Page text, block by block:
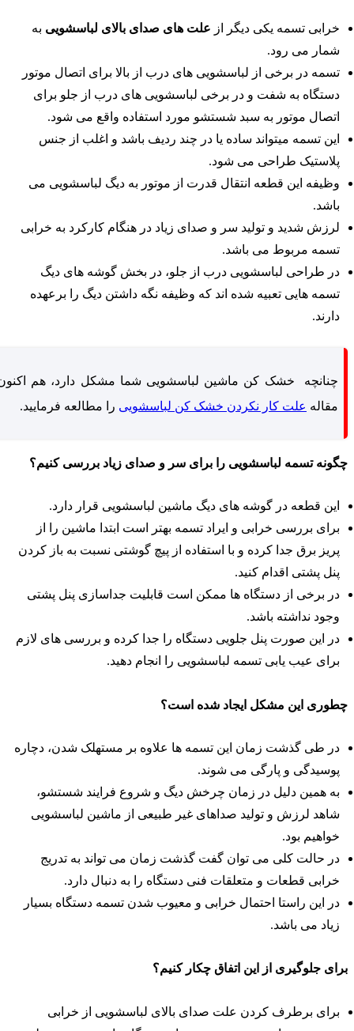
خرابی تسمه یکی دیگر از علت های صدای بالای لباسشوییبه
شمار می رود.
تسمه در برخی از لباسشویی های درب از بالا برای اتصال موتور
دستگاه به شفت و در برخی لباسشویی های درب از جلو برای
اتصال موتور به سبد شستشو مورد استفاده واقع می شود.
این تسمه میتواند ساده یا در چند ردیف باشد و اغلب از جنس
پلاستیک طراحی می شود.
وظیفه این قطعه انتقال قدرت از موتور به دیگ لباسشویی می
باشد.
لرزش شدید و تولید سر و صدای زیاد در هنگام کارکرد به خرابی
تسمه مربوط می باشد.
در طراحی لباسشویی درب از جلو، در بخش گوشه های دیگ
تسمه هایی تعبیه شده اند که وظیفه نگه داشتن دیگ را برعهده
دارند.
چنانچه خشک کن ماشین لباسشویی شما مشکل دارد، هم اکنون
مقالهعلت کار نکردن خشک کن لباسشوییرا مطالعه فرمایید.
تسمه لباسشویی را برای سر و صدای زیاد بررسی کنیم؟
این قطعه در گوشه های دیگ ماشین لباسشویی قرار دارد.
برای بررسی خرابی و ایراد تسمه بهتر است ابتدا ماشین را از
پریز برق جدا کرده و با استفاده از پیچ گوشتی نسبت به باز کردن
پنل پشتی اقدام کنید.
در برخی از دستگاه ها ممکن است قابلیت جداسازی پنل پشتی
وجود نداشته باشد.
در این صورت پنل جلویی دستگاه را جدا کرده و بررسی های لازم
برای عیب یابی تسمه لباسشویی را انجام دهید.
این مشکل ایجاد شده است؟
در طی گذشت زمان این تسمه ها علاوه بر مستهلک شدن، دچاره
پوسیدگی و پارگی می شوند.
به همین دلیل در زمان چرخش دیگ و شروع فرایند شستشو،
شاهد لرزش و تولید صداهای غیر طبیعی از ماشین لباسشویی
خواهیم بود.
در حالت کلی می توان گفت گذشت زمان می تواند به تدریج
خرابی قطعات و متعلقات فنی دستگاه را به دنبال دارد.
در این راستا احتمال خرابی و معیوب شدن تسمه دستگاه بسیار
زیاد می باشد.
جلوگیری از این اتفاق چکار کنیم؟
برای برطرف کردن علت صدای بالای لباسشویی از خرابی